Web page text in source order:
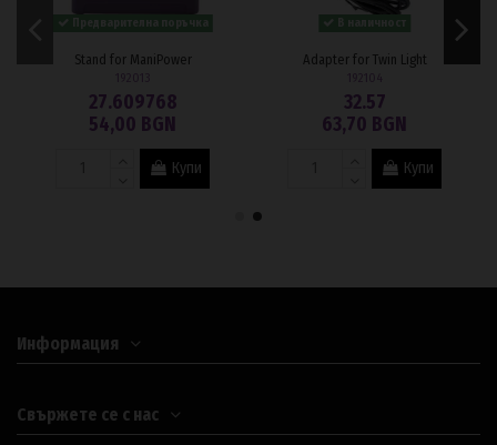
Stand for ManiPower
27.609768
54,00 BGN
Купи
Adapter for Twin Light
32.57
63,70 BGN
Купи
Информация
Свържете се с нас